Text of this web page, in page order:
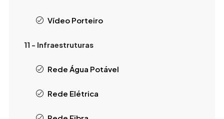
Vídeo Porteiro
11 - Infraestruturas
Rede Água Potável
Rede Elétrica